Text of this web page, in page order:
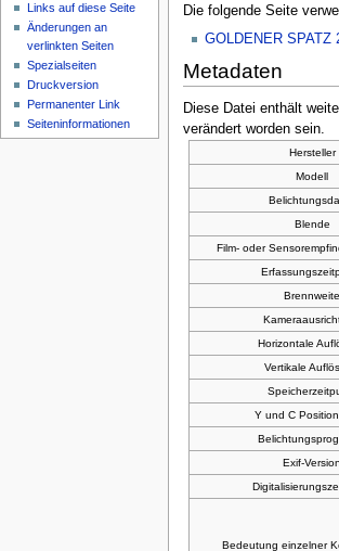
Die folgende Seite
GOLDENER SPATZ
Metadaten
Diese Datei enthält
verändert worden sein.
Hersteller
Modell
Blende
Film- oder
Brennweite
Horizontale
Vertikale
Y und C
Exif-Version
Bedeutung einzelner
Links auf diese Seite
Änderungen an
verlinkten Seiten
Spezialseiten
Druckversion
Permanenter Link
Seiten­informationen